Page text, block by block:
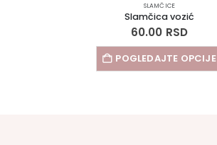
SLAMČICE
Slamčica vozić
60.00 RSD
POGLEDAJTE OPCIJE